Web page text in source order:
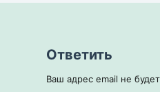
Ответить
Ваш адрес email не